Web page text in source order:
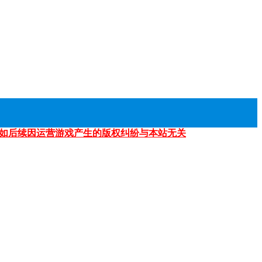
后续因运营游戏产生的版权纠纷与本站无关